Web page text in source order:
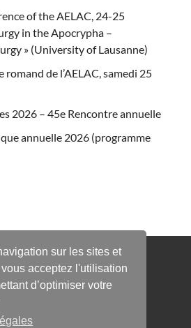
sur les sites et
acceptez l'utilisation
d’optimiser votre
of the AELAC, 24-25
in the Apocrypha –
» (University of Lausanne)
de l’AELAC, samedi 25
2026 – 45e Rencontre annuelle
annuelle 2026 (programme